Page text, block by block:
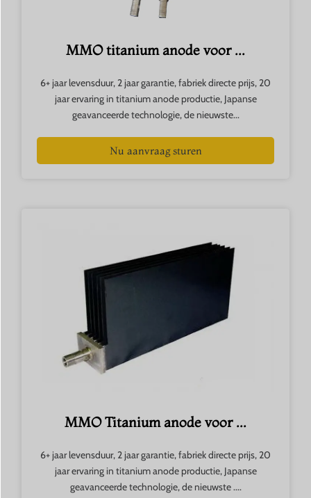
MMO titanium anode voor ...
6+ jaar levensduur, 2 jaar garantie, fabriek directe prijs, 20
jaar ervaring in titanium anode productie, Japanse
geavanceerde technologie, de nieuwste...
Nu aanvraag sturen
MMO Titanium anode voor ...
6+ jaar levensduur, 2 jaar garantie, fabriek directe prijs, 20
jaar ervaring in titanium anode productie, Japanse
geavanceerde technologie, de nieuwste ....